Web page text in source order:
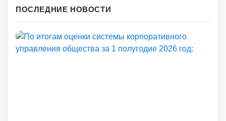
ПОСЛЕДНИЕ НОВОСТИ